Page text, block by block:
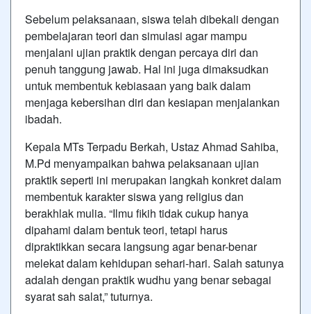
Sebelum pelaksanaan, siswa telah dibekali dengan
pembelajaran teori dan simulasi agar mampu
menjalani ujian praktik dengan percaya diri dan
penuh tanggung jawab. Hal ini juga dimaksudkan
untuk membentuk kebiasaan yang baik dalam
menjaga kebersihan diri dan kesiapan menjalankan
ibadah.
Kepala MTs Terpadu Berkah, Ustaz Ahmad Sahiba,
M.Pd menyampaikan bahwa pelaksanaan ujian
praktik seperti ini merupakan langkah konkret dalam
membentuk karakter siswa yang religius dan
berakhlak mulia. “Ilmu fikih tidak cukup hanya
dipahami dalam bentuk teori, tetapi harus
dipraktikkan secara langsung agar benar-benar
melekat dalam kehidupan sehari-hari. Salah satunya
adalah dengan praktik wudhu yang benar sebagai
syarat sah salat,” tuturnya.